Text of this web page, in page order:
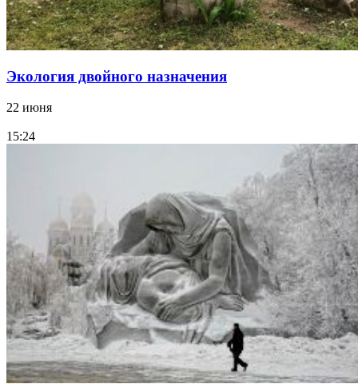
Экология двойного назначения
22 июня
15:24